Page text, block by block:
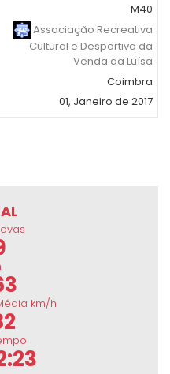
M40
Associação Recreativa
Cultural e Desportiva da
Venda da Luísa
Coimbra
01, Janeiro de 2017
km/h